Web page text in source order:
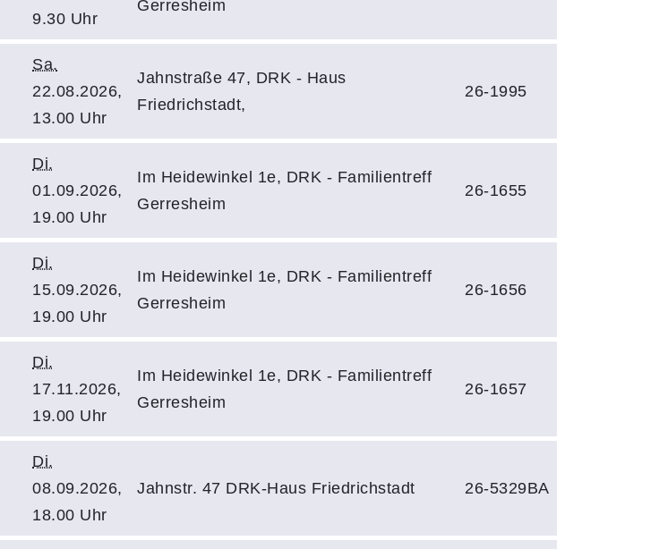
9.30 Uhr
Gerresheim
Sa.
22.08.2026,
13.00 Uhr
Jahnstraße 47, DRK - Haus
Friedrichstadt,
26-1995
Di.
01.09.2026,
19.00 Uhr
Im Heidewinkel 1e, DRK - Familientreff
Gerresheim
26-1655
Di.
15.09.2026,
19.00 Uhr
Im Heidewinkel 1e, DRK - Familientreff
Gerresheim
26-1656
Di.
17.11.2026,
19.00 Uhr
Im Heidewinkel 1e, DRK - Familientreff
Gerresheim
26-1657
Di.
08.09.2026,
18.00 Uhr
Jahnstr. 47 DRK-Haus Friedrichstadt 26-5329BA